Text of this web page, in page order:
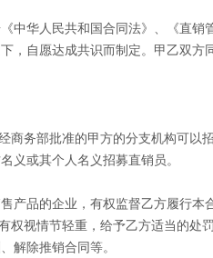
中华人民共和国合同法》、《直销
，自愿达成共识而制定。甲乙双方
商务部批准的甲方的分支机构可以
义或其个人名义招募直销员。
产品的企业，有权监督乙方履行本
权视情节轻重，给予乙方适当的处
解除推销合同等。